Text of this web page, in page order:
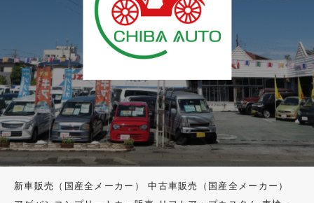
はじめてのカーリース完全ガイド
中古車
買取
車検整備
新車販売（国産全メーカー）
中古車販売（国産全メーカー）